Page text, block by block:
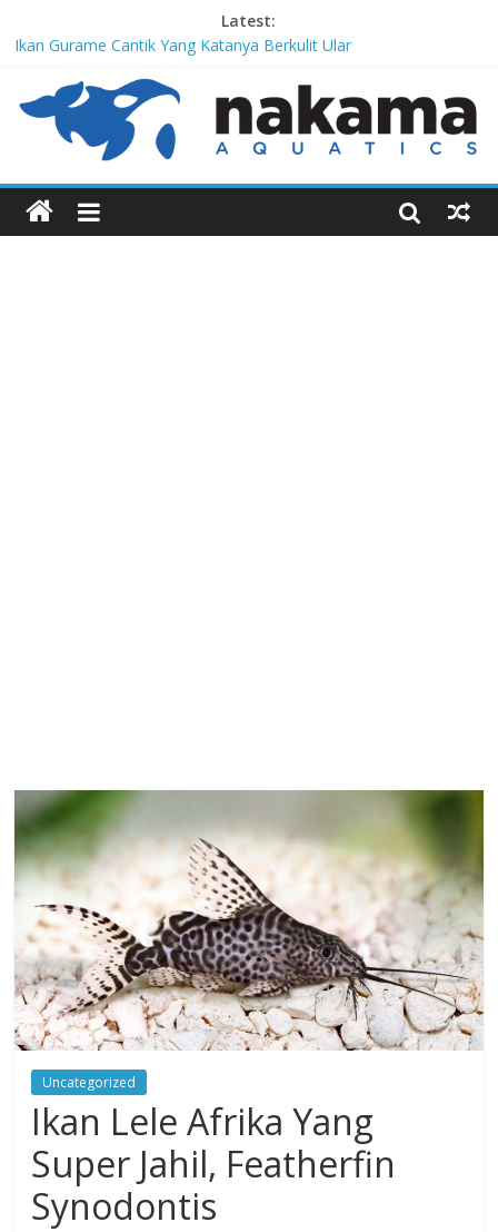
Latest:
Ikan Gurame Cantik Yang Katanya Berkulit Ular
Chitala Lopis, Ikan Belida Yang Kembali dari Kepunahannya
Channa Orientalis, Kembaran Limbata Yang Tidak Populer di
Indonesia
Red-Tailed Black Shark, Hiu Gadungan Yang Terancam Punah
Uncategorized
Ikan Lele Afrika Yang
Super Jahil, Featherfin
Synodontis